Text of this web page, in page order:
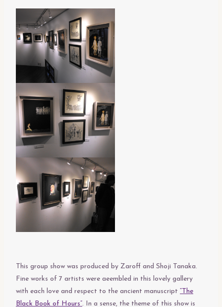
This group show was produced by Zaroff and Shoji Tanaka.
Fine works of 7 artists were aeembled in this lovely gallery
with each love and respect to the ancient manuscript “The
Black Book of Hours”. In a sense, the theme of this show is